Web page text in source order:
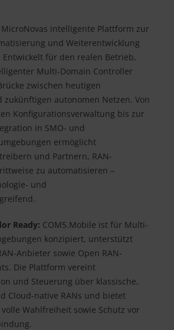
intelligente Plattform zur
und Weiterentwicklung
für den realen Betrieb,
Multi-Domain Controller
zwischen heutigen
zukünftigen autonomen Netzen. Von
Konfigurationsverwaltung bis zur
in SMO- und
ermöglicht
und Partnern, RAN-
zu automatisieren –
und
Ready: COM5.Mobile ist für Multi-
konzipiert, unterstützt
Anbieter sowie Open RAN-
Die Plattform vereint
und Steuerung über klassische,
Cloud-native RANs und bietet
Wahlfreiheit sowie Schutz vor